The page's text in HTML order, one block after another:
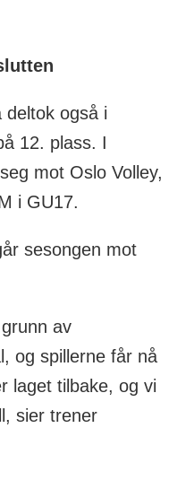
deltok også i
12. plass. I
mot Oslo Volley,
i GU17.
sesongen mot
av
og spillerne får nå
laget tilbake, og vi
sier trener